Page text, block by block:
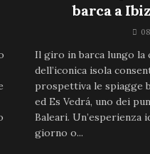
barca a
Il giro in barca lungo la
dell’iconica isola
prospettiva le spiagge
ed Es Vedrá, uno dei
Baleari. Un’esperienza
giorno o...